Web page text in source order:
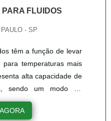
FLUIDOS
- SP
têm a função de levar
temperaturas mais
alta capacidade de
sendo um modo de
Os fluidos
componentes de